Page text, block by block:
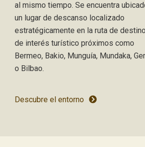
al mismo tiempo. Se encuentra
un lugar de descanso localizado
estratégicamente en la ruta de
de interés turístico próximos como
Bermeo, Bakio, Munguía, Mundaka,
o Bilbao.
Descubre el entorno